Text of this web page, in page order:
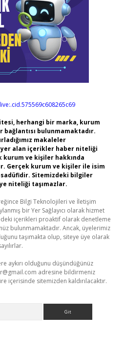
herhangi bir marka, kurum
bulunmamaktadır.
makaleler
yer alan içerikler haber niteliği
kurum ve kişiler hakkında
Gerçek kurum ve kişiler ile isim
Sitemizdeki bilgiler
niteliği taşımazlar.
Bilgi Teknolojileri ve İletişim
bir Yer Sağlayıcı olarak hizmet
içerikleri proaktif olarak denetleme
bulunmamaktadır. Ancak, üyelerimiz
taşımakta olup, siteye üye olarak
aykırı olduğunu düşündüğünüz
adresine bildirmeniz
içerisinde sitemizden kaldırılacaktır.